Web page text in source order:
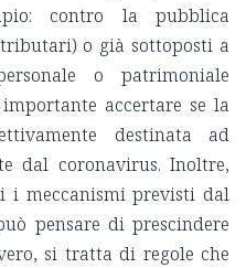
contro la pubblica
o già sottoposti a
o patrimoniale
accertare se la
destinata ad
dal coronavirus. Inoltre,
i meccanismi previsti dal
pensare di prescindere
si tratta di regole che